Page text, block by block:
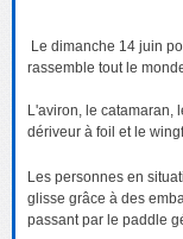
Le dimanche 14 juin
rassemble tout le
L'aviron, le catamaran,
dériveur à foil et le
Les personnes en
glisse grâce à des
passant par le paddle